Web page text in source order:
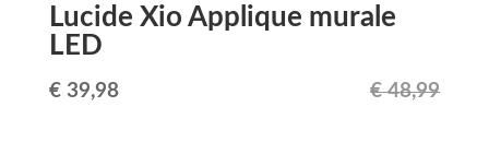
Lucide Xio Applique murale
LED
€48,99
Le
€39,98Le